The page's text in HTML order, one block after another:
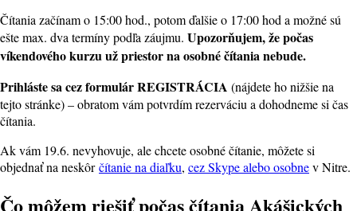
Čítania začínam o 15:00 hod., potom ďalšie o 17:00 hod a možné sú
ešte max. dva termíny podľa záujmu. Upozorňujem, že počas
víkendového kurzu už priestor na osobné čítania nebude.
Prihláste sa cez formulár REGISTRÁCIA (nájdete ho nižšie na
tejto stránke) – obratom vám potvrdím rezerváciu a dohodneme si čas
čítania.
Ak vám 19.6. nevyhovuje, ale chcete osobné čítanie, môžete si
objednať na neskôrčítanie na diaľku, cez Skype alebo osobnev Nitre.
Čo môžem riešiť počas čítania Akášických